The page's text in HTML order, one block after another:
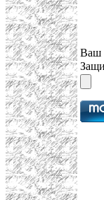
Ваш